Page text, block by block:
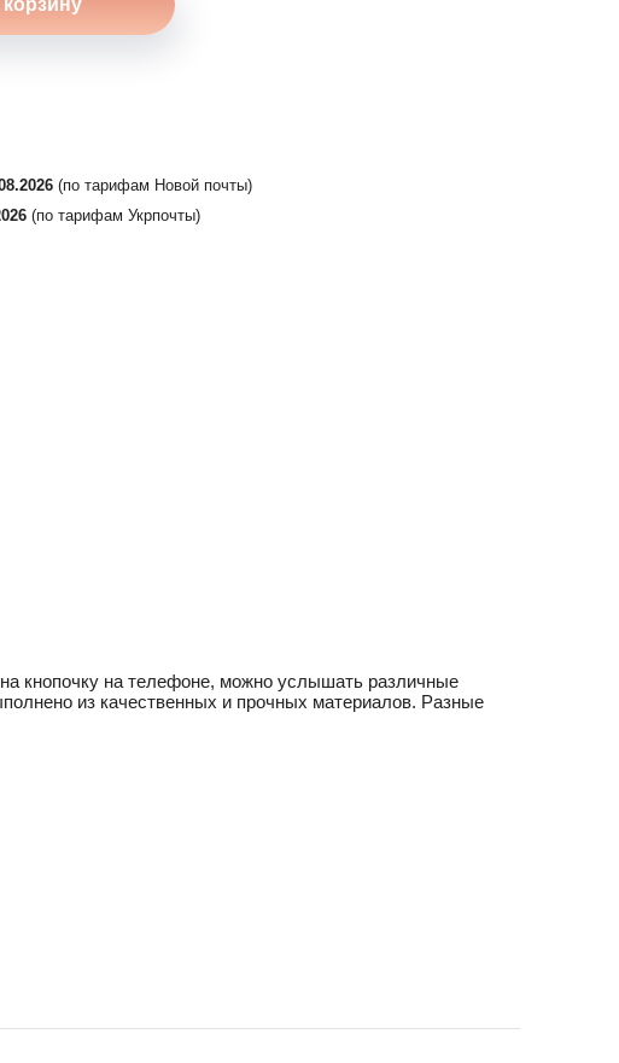
(по тарифам Новой почты)
(по тарифам Укрпочты)
кнопочку на телефоне, можно услышать различные
из качественных и прочных материалов. Разные